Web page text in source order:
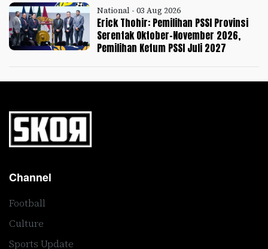
National - 03 Aug 2026
Erick Thohir: Pemilihan PSSI Provinsi
Serentak Oktober-November 2026,
Pemilihan Ketum PSSI Juli 2027
Channel
Football
Culture
Sports Update